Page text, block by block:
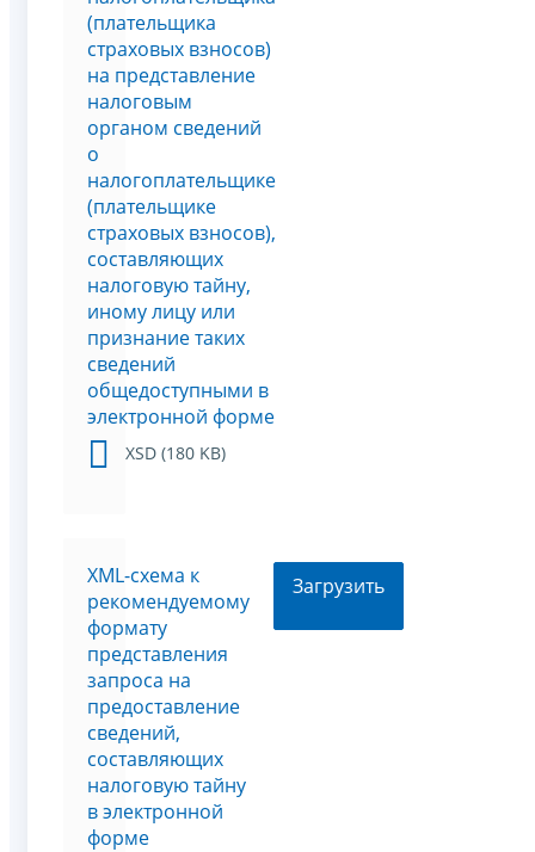
(плательщика
страховых взносов)
на представление
налоговым
органом сведений
о
налогоплательщике
(плательщике
страховых взносов),
составляющих
налоговую тайну,
иному лицу или
признание таких
сведений
общедоступными в
электронной форме
XSD (180 KB)
XML-схема к
рекомендуемому
формату
представления
запроса на
предоставление
сведений,
составляющих
налоговую тайну
в электронной
форме
Загрузить